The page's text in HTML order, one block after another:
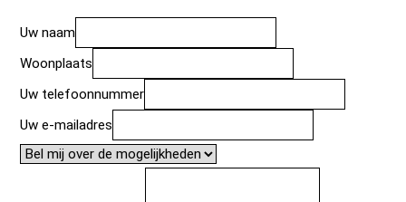
Uw naam
Woonplaats
Uw telefoonnummer
Uw e-mailadres